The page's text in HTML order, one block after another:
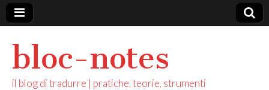
bloc-notes
il blog di tradurre | pratiche, teorie, strumenti